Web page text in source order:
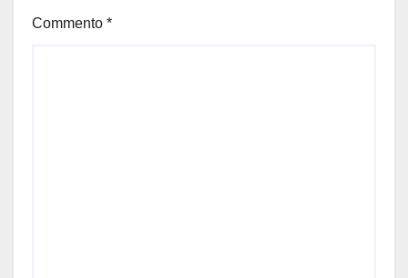
Commento *